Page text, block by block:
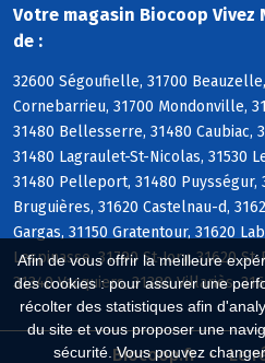
Afin de vous offrir la meilleure
des cookies : pour assurer une
récolter des statistiques afin
du site et vous proposer une
sécurité. Vous pouvez
Votre magasin Biocoop Vivez
de :
32600 Ségoufielle, 31700
Cornebarrieu, 31700 Mondonville,
31480 Bellesserre, 31480 Caubiac,
31480 Lagraulet-St-Nicolas, 31530
31480 Pelleport, 31480 Puysségur,
Bruguières, 31620 Castelnau-d,
Gargas, 31150 Gratentour, 31620
Lespinasse, 31790 St-Jory, 31620
31340 Vacquiers, 31380 Villariès,
Biocoop.fr Le